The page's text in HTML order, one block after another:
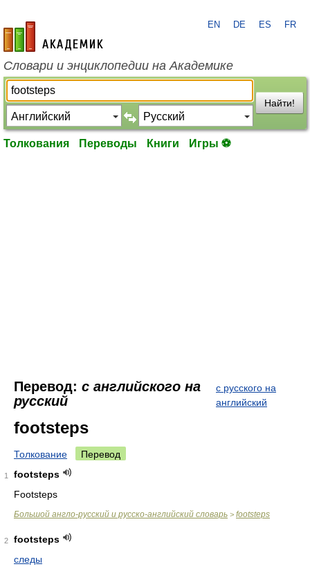
academic.ru
EN DE ES FR
Словари и энциклопедии на Академике
Найти!
Толкования Переводы Книги Игры ⚽
Перевод: с английского на
русский
с русского на
английский
footsteps
Толкование Перевод
1
footsteps
Footsteps
Большой англо-русский и русско-английский словарь > footsteps
2
footsteps
следы